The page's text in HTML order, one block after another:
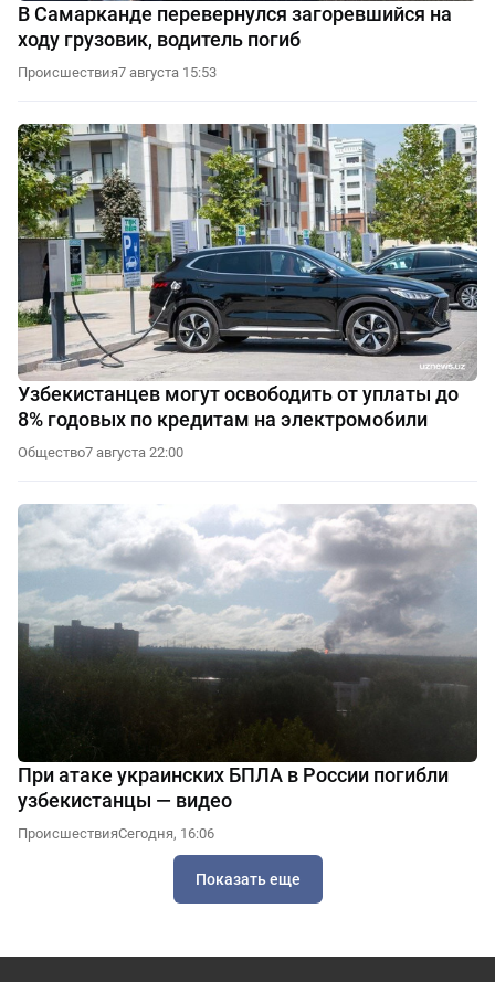
В Самарканде перевернулся загоревшийся на
ходу грузовик, водитель погиб
Происшествия7 августа 15:53
Узбекистанцев могут освободить от уплаты до
8% годовых по кредитам на электромобили
Общество7 августа 22:00
При атаке украинских БПЛА в России погибли
узбекистанцы — видео
ПроисшествияСегодня, 16:06
Показать еще